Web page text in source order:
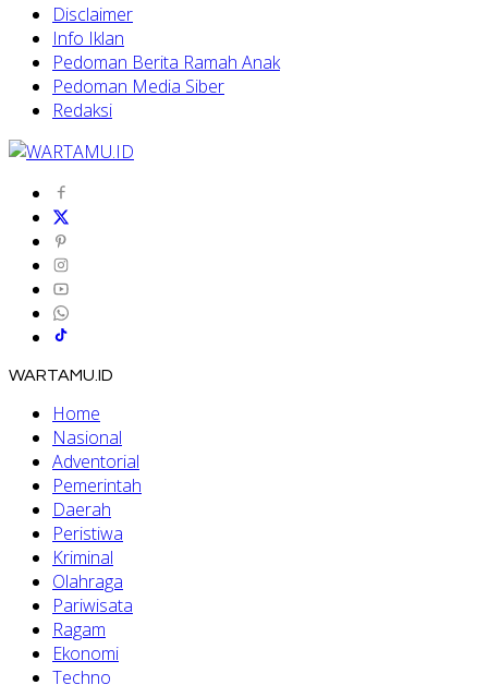
Disclaimer
Info Iklan
Pedoman Berita Ramah Anak
Pedoman Media Siber
Redaksi
WARTAMU.ID
Home
Nasional
Adventorial
Pemerintah
Daerah
Peristiwa
Kriminal
Olahraga
Pariwisata
Ragam
Ekonomi
Techno